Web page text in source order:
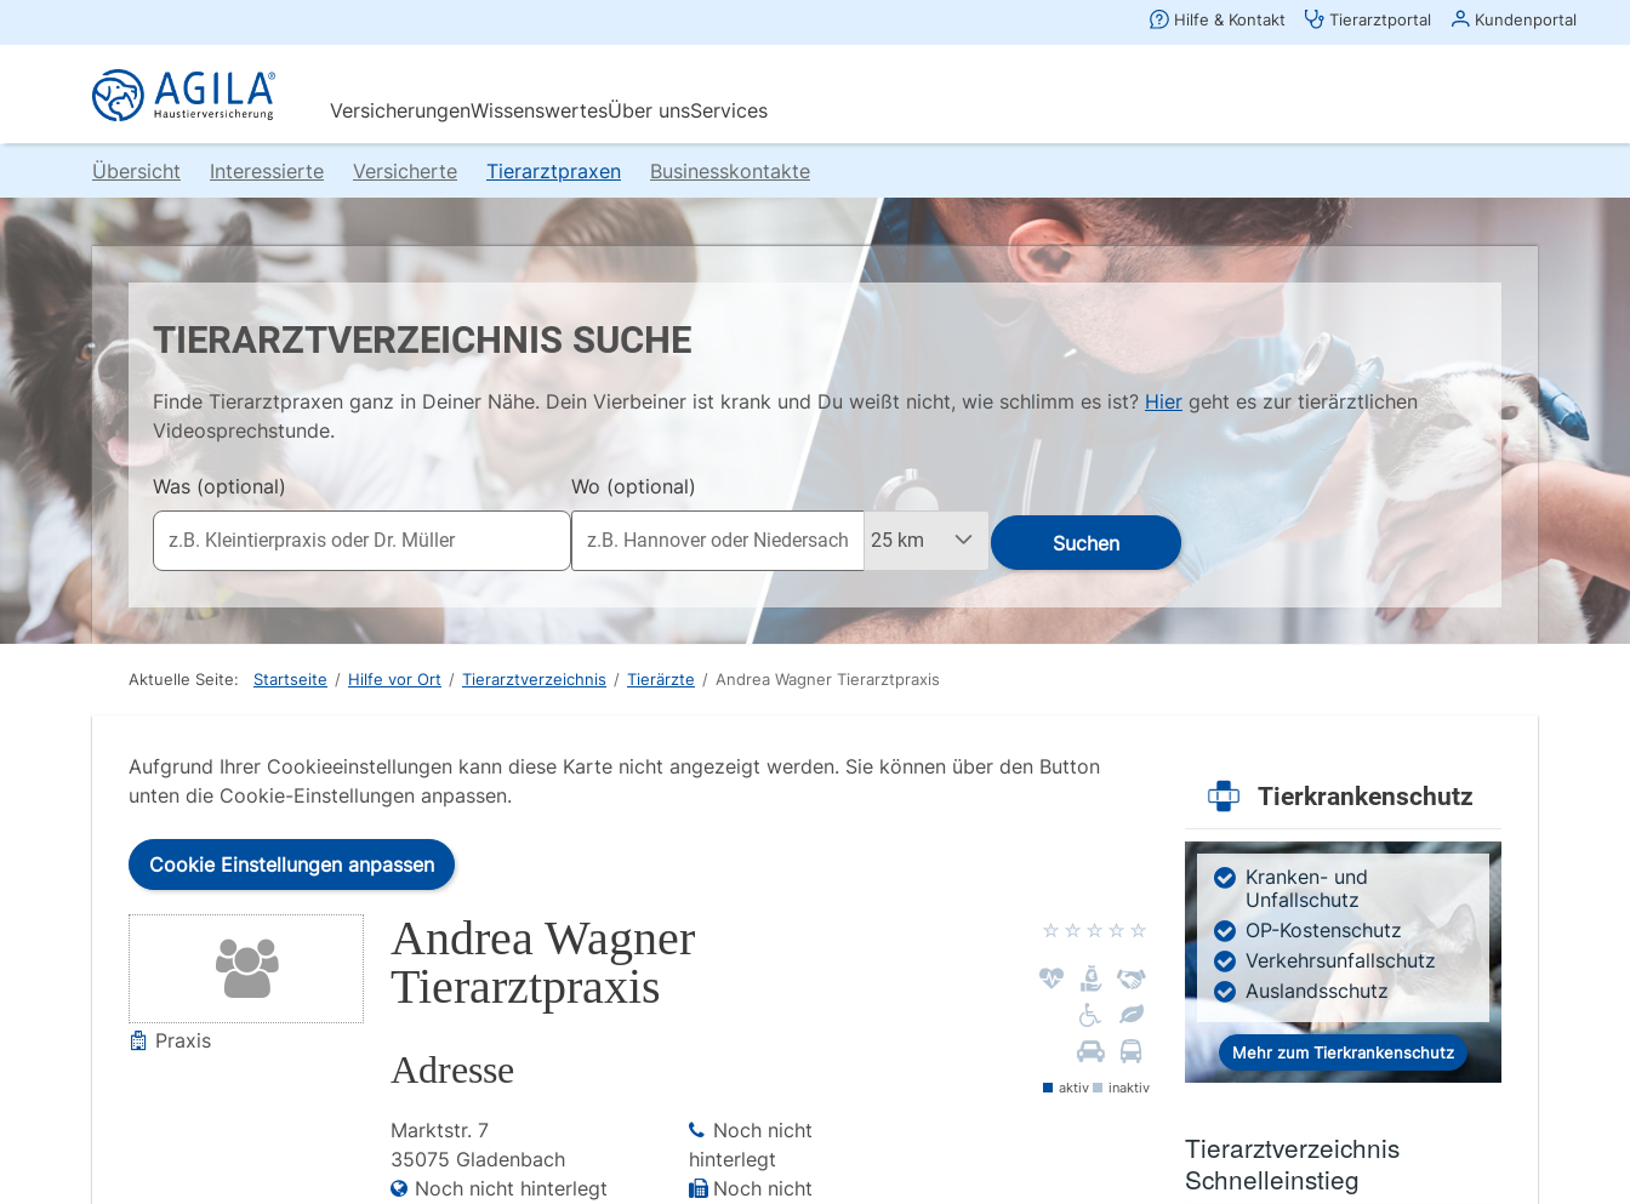
Übersicht Interessierte Versicherte Tierarztpraxen Businesskontakte
TIERARZTVERZEICHNIS SUCHE
Finde Tierarztpraxen ganz in Deiner Nähe. Dein Vierbeiner ist krank und Du weißt nicht, wie schlimm es ist? Hier geht es zur tierärztlichen
Videosprechstunde.
Was (optional) Wo (optional)
Suchen
Aktuelle Seite: Startseite / Hilfe vor Ort / Tierarztverzeichnis / Tierärzte / Andrea Wagner Tierarztpraxis
Aufgrund Ihrer Cookieeinstellungen kann diese Karte nicht angezeigt werden. Sie können über den Button
unten die Cookie-Einstellungen anpassen.
Cookie Einstellungen anpassen
Praxis
Andrea Wagner
Tierarztpraxis
Adresse
Marktstr. 7
35075 Gladenbach
Noch nicht hinterlegt
Noch nicht
hinterlegt
Noch nicht
aktiv inaktiv
Tierkrankenschutz
Kranken- und
Unfallschutz
OP-Kostenschutz
Verkehrsunfallschutz
Auslandsschutz
Mehr zum Tierkrankenschutz
Tierarztverzeichnis
Schnelleinstieg